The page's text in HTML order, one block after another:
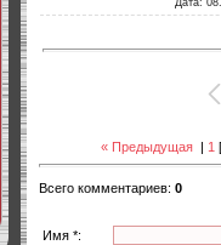
« Предыдущая| 1 [
Всего комментариев: 0
Имя *: